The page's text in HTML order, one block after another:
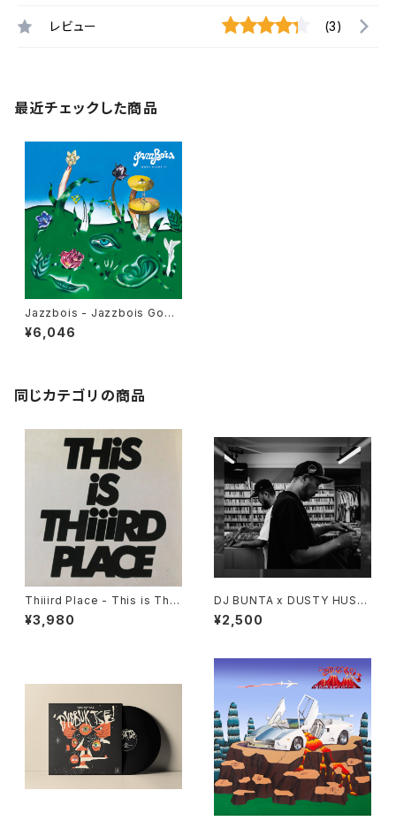
レビュー (3)
最近チェックした商品
Jazzbois - Jazzbois Goes
Blunt II "LP"
¥6,046
同じカテゴリの商品
Thiiird Place - This is Thiii
rd Place "LP"
¥3,980
DJ BUNTA x DUSTY HUSK
Y - 47 CAMPiN DIGGiN "C
D"
¥2,500